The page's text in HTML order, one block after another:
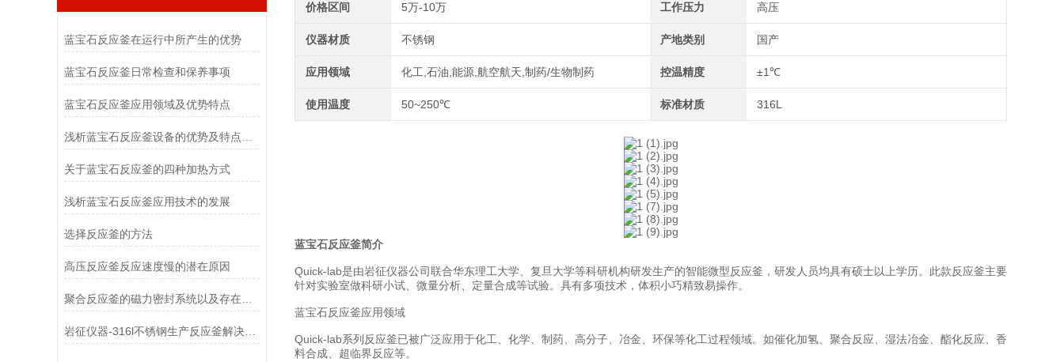
蓝宝石反应釜在运行中所产生的优势
蓝宝石反应釜日常检查和保养事项
蓝宝石反应釜应用领域及优势特点
关于蓝宝石反应釜的四种加热方式
浅析蓝宝石反应釜应用技术的发展
选择反应釜的方法
高压反应釜反应速度慢的潜在原因
聚合反应釜的磁力密封系统以及存在的问题
岩征仪器-316l不锈钢生产反应釜解决方案
价格区间 5万-10万 工作压力 高压
仪器材质 不锈钢 产地类别 国产
应用领域 化工,石油,能源,航空航天,制药/生物制药 控温精度 ±1℃
使用温度 50~250℃ 标准材质 316L
蓝宝石反应釜简介
Quick-lab是由岩征仪器公司联合华东理工大学、复旦大学等科研机构研发生产的智能微型反应釜，研发人员均具有硕士以上学历。此款反应釜主要
针对实验室做科研小试、微量分析、定量合成等试验。具有多项技术，体积小巧精致易操作。
蓝宝石反应釜应用领域
Quick-lab系列反应釜已被广泛应用于化工、化学、制药、高分子、冶金、环保等化工过程领域。如催化加氢、聚合反应、湿法冶金、酯化反应、香
料合成、超临界反应等。